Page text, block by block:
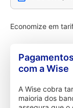
Economize em
com a Wise
A Wise cobra
maioria dos